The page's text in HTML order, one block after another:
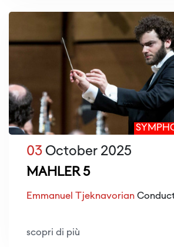
03 October 2025
MAHLER 5
Emmanuel Tjeknavorian
scopri di più